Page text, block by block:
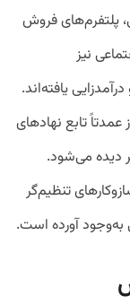
پلتفرم‌های فروش
نیز
یافته‌اند.
تابع نهادهای
دیده می‌شود.
تنظیم‌گر
آورده است.